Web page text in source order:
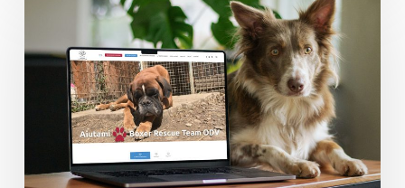
der
Website
des
Help
Me
Boxer
Rescue
Team